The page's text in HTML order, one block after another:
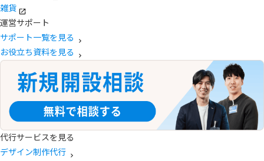
雑貨
運営サポート
サポート一覧を見る
お役立ち資料を見る
代行サービスを見る
デザイン制作代行